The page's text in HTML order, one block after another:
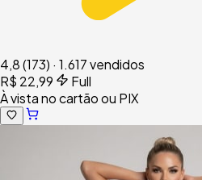
4,8(173) · 1.617 vendidos
R$ 22,99
Full
À vista no cartão ou PIX